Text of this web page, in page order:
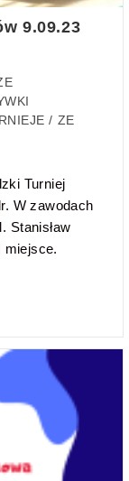
9.09.23
/ ZE
Turniej
W zawodach
Stanisław
miejsce.